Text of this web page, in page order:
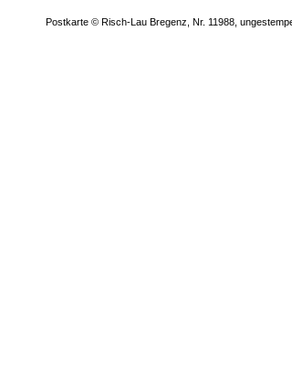
Postkarte © Risch-Lau Bregenz, Nr. 11988,